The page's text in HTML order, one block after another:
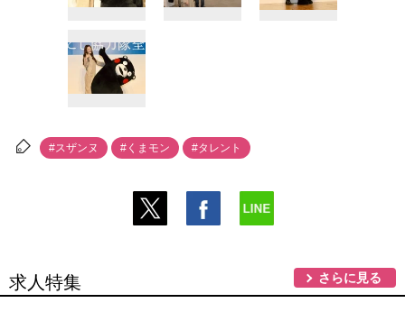
#スザンヌ #くまモン #タレント
求人特集 さらに見る